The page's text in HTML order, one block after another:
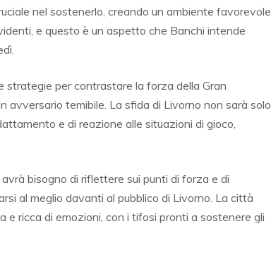
nel sostenerlo, creando un ambiente favorevole
e questo è un aspetto che Banchi intende
strategie per contrastare la forza della Gran
avversario temibile. La sfida di Livorno non sarà solo
e di reazione alle situazioni di gioco,
bisogno di riflettere sui punti di forza e di
al meglio davanti al pubblico di Livorno. La città
e ricca di emozioni, con i tifosi pronti a sostenere gli